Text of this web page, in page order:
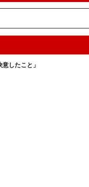
したこと」